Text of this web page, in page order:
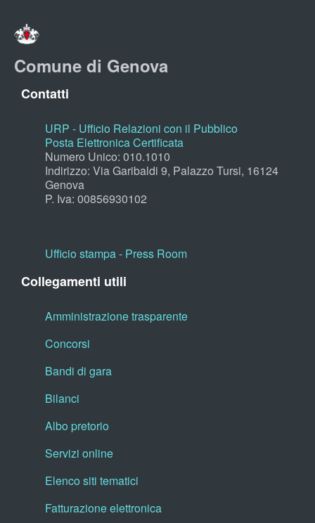
Comune di Genova
Contatti
URP - Ufficio Relazioni con il Pubblico
Posta Elettronica Certificata
Numero Unico: 010.1010
Indirizzo: Via Garibaldi 9, Palazzo Tursi, 16124
Genova
P. Iva: 00856930102
Ufficio stampa - Press Room
Collegamenti utili
Amministrazione trasparente
Concorsi
Bandi di gara
Bilanci
Albo pretorio
Servizi online
Elenco siti tematici
Fatturazione elettronica